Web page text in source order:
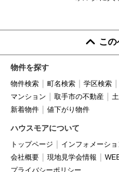
この
物件を探す
物件検索 町名検索 学区検索
マンション
取手市の不動産
新着物件
値下がり物件
ハウスモアについて
トップページ インフォメーショ
会社概要
現地見学会情報
プライバシーポリシー